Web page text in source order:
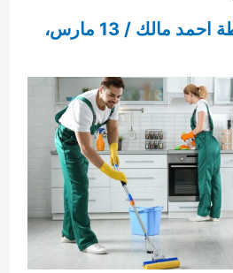
احمد مالك /
13 مارس،